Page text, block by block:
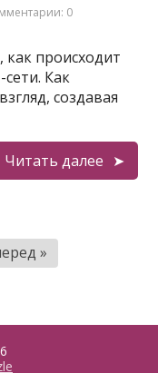
0
происходит
Как
создавая
Читать далее
»